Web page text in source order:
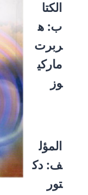
الكتا
ب: ه
ربرت
ماركي
وز
المؤل
ف: دك
تور